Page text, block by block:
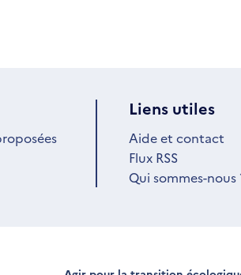
Liens utiles
Aide et contact
Flux RSS
Qui sommes-nous